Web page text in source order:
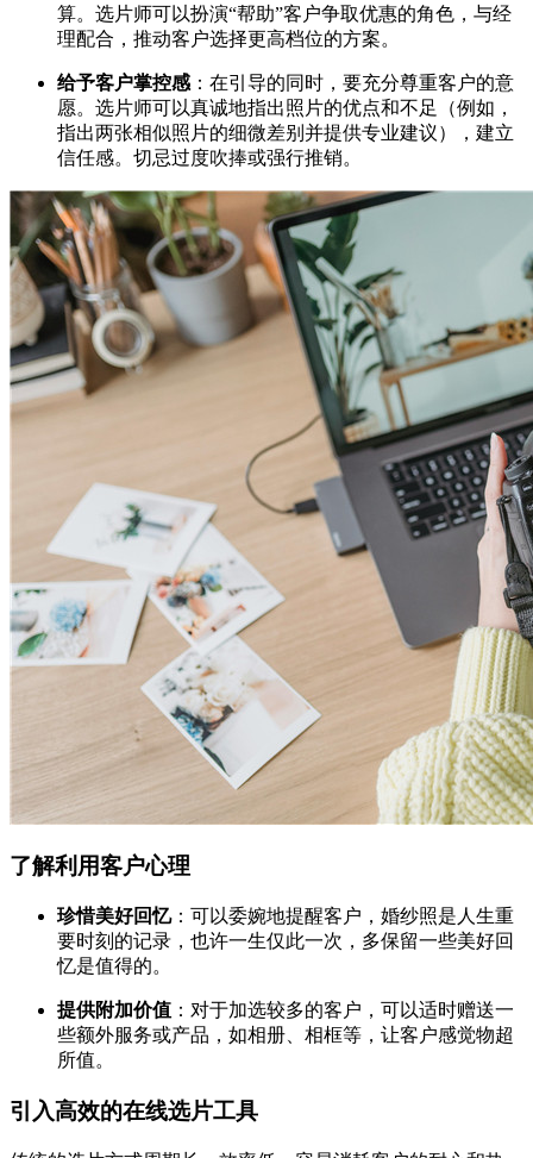
算。选片师可以扮演“帮助”客户争取优惠的角色，与经
理配合，推动客户选择更高档位的方案。
给予客户掌控感 ：在引导的同时，要充分尊重客户的意
愿。选片师可以真诚地指出照片的优点和不足（例如，
指出两张相似照片的细微差别并提供专业建议），建立
信任感。切忌过度吹捧或强行推销。
了解利用客户心理
珍惜美好回忆：可以委婉地提醒客户，婚纱照是人生重
要时刻的记录，也许一生仅此一次，多保留一些美好回
忆是值得的。
提供附加价值 ：对于加选较多的客户，可以适时赠送一
些额外服务或产品，如相册、相框等，让客户感觉物超
所值。
引入高效的在线选片工具